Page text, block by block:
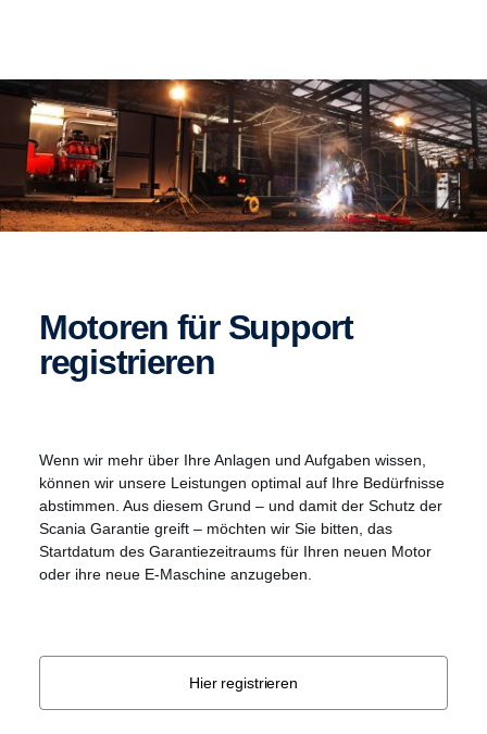
Motoren für Support
regis­trieren
Wenn wir mehr über Ihre Anlagen und Aufgaben wissen,
können wir unsere Leistungen optimal auf Ihre Bedürfnisse
abstimmen. Aus diesem Grund – und damit der Schutz der
Scania Garantie greift – möchten wir Sie bitten, das
Startdatum des Garantiezeitraums für Ihren neuen Motor
oder ihre neue E-Maschine anzugeben.
Hier registrieren